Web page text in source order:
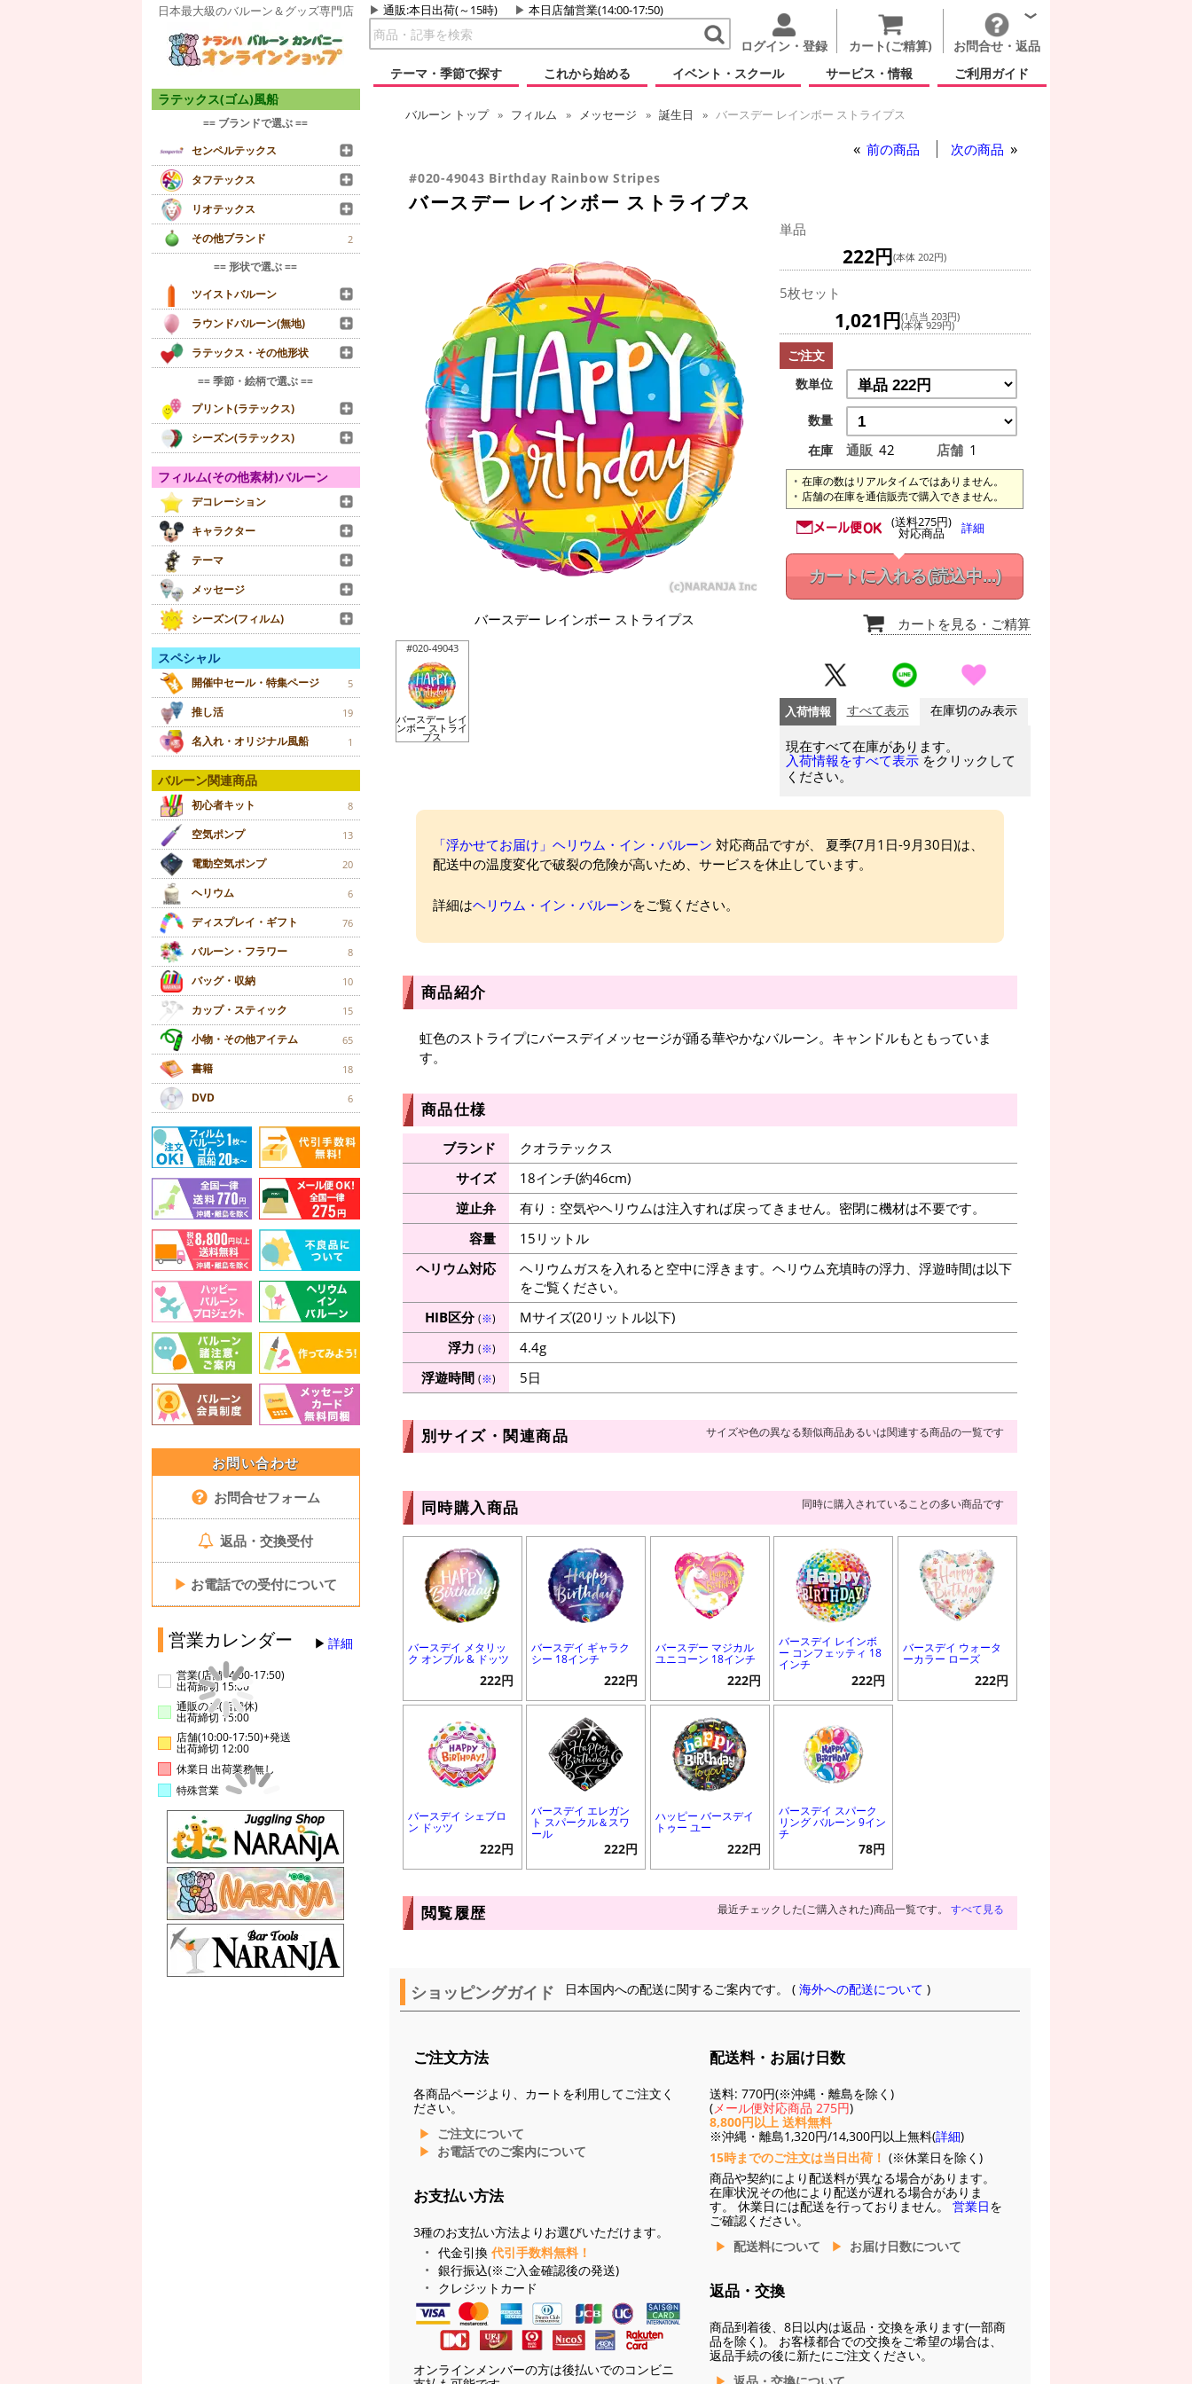
日本最大級のバルーン＆グッズ専門店 通販:本日出荷(～15時) 本日店舗営業(14:00-17:50)
ログイン・登録 カート(ご精算)
お問合せ・返品
テーマ・季節で探す
これから始める イベント・スクール サービス・情報 ご利用ガイド
ラテックス(ゴム)風船
== ブランドで選ぶ ==
センペルテックス
タフテックス
リオテックス
その他ブランド
2
== 形状で選ぶ ==
ツイストバルーン
ラウンドバルーン(無地)
ラテックス・その他形状
== 季節・絵柄で選ぶ ==
プリント(ラテックス)
シーズン(ラテックス)
フィルム(その他素材)バルーン
デコレーション
キャラクター
テーマ
メッセージ
シーズン(フィルム)
スペシャル
開催中セール・特集ページ 5
推し活 19
名入れ・オリジナル風船 1
バルーン関連商品
初心者キット 8
空気ポンプ 13
電動空気ポンプ 20
ヘリウム 6
ディスプレイ・ギフト 76
バルーン・フラワー 8
バッグ・収納 10
カップ・スティック 15
小物・その他アイテム 65
書籍 18
DVD 6
お問い合わせ
お問合せフォーム
返品・交換受付
▶ お電話での受付について
営業カレンダー 詳細
営業(店舗14:00-17:50)
出荷締切 15:00
通販のみ(店舗休)
出荷締切 15:00
店舗(10:00-17:50)+発送
出荷締切 12:00
休業日 出荷業務無し
特殊営業
バルーン トップ フィルム メッセージ 誕生日 バースデー レインボー ストライプス
前の商品 次の商品
#020-49043 Birthday Rainbow Stripes
バースデー レインボー ストライプス
バースデー レインボー ストライプス
#020-49043
バースデー レイ
ンボー ストライ
プス
単品
222円(本体 202円)
5枚セット
1,021円(1点当 203円)
(本体 929円)
ご注文
数単位
数量
在庫
通販 42 店舗 1
在庫の数はリアルタイムではありません。
店舗の在庫を通信販売で購入できません。
(送料275円)
対応商品 詳細
カートに入れる(読込中...)
カートを見る ・ご精算
入荷情報 すべて表示 在庫切のみ表示
現在すべて在庫があります。
入荷情報をすべて表示 をクリックして
ください。
「浮かせてお届け」ヘリウム・イン・バルーン 対応商品ですが、 夏季(7月1日-9月30日)は、
配送中の温度変化で破裂の危険が高いため、サービスを休止しています。
詳細はヘリウム・イン・バルーンをご覧ください。
商品紹介
虹色のストライプにバースデイメッセージが踊る華やかなバルーン。キャンドルもともっていま
す。
商品仕様
ブランド
クオラテックス
サイズ
18インチ(約46cm)
逆止弁
有り：空気やヘリウムは注入すれば戻ってきません。密閉に機材は不要です。
容量
15リットル
ヘリウム対応
ヘリウムガスを入れると空中に浮きます。ヘリウム充填時の浮力、浮遊時間は以下
をご覧ください。
HIB区分(※)
Mサイズ(20リットル以下)
浮力 (※)
4.4g
浮遊時間 (※) 5日
別サイズ・関連商品 サイズや色の異なる類似商品あるいは関連する商品の一覧です
同時購入商品 同時に購入されていることの多い商品です
バースデイ メタリッ
ク オンブル & ドッツ
222円
バースデイ ギャラク
シー 18インチ
222円
バースデー マジカル
ユニコーン 18インチ
222円
バースデイ レインボ
ー コンフェッティ 18
インチ
222円
バースデイ ウォータ
ーカラー ローズ
222円
バースデイ シェブロ
ン ドッツ
222円
バースデイ エレガン
ト スパークル＆スワ
ール
222円
ハッピー バースデイ
トゥー ユー
222円
バースデイ スパーク
リング バルーン 9イン
チ
78円
閲覧履歴 最近チェックした(ご購入された)商品一覧です。 すべて見る
ショッピングガイド 日本国内への配送に関するご案内です。 (海外への配送について )
ご注文方法
各商品ページより、カートを利用してご注文く
ださい。
ご注文について
お電話でのご案内について
お支払い方法
3種のお支払い方法よりお選びいただけます。
代金引換 代引手数料無料！
銀行振込(※ご入金確認後の発送)
クレジットカード
オンラインメンバーの方は後払いでのコンビニ
配送料・お届け日数
送料: 770円(※沖縄・離島を除く)
(メール便対応商品 275円)
8,800円以上 送料無料
※沖縄・離島1,320円/14,300円以上無料(詳細)
15時までのご注文は当日出荷！ (※休業日を除く)
商品や契約により配送料が異なる場合があります。
在庫状況その他により配送が遅れる場合がありま
す。 休業日には配送を行っておりません。 営業日を
ご確認ください。
配送料について
お届け日数について
返品・交換
商品到着後、8日以内は返品・交換を承ります(一部商
品を除く)。 お客様都合での交換をご希望の場合は、
返品手続の後に新たにご注文ください。